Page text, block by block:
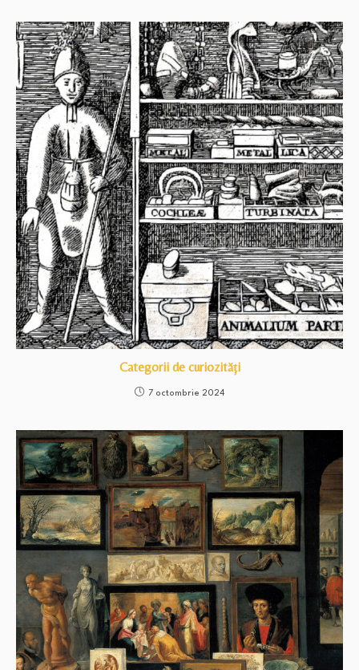
Categorii de curiozități
7 octombrie 2024